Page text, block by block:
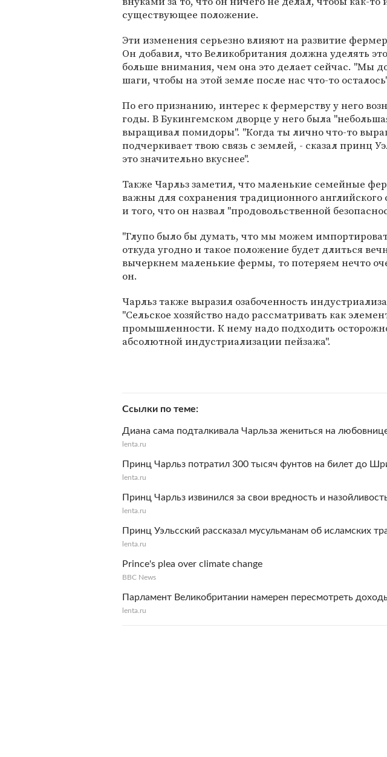
существующее положение.
Эти изменения серьезно влияют на развитие
Он добавил, что Великобритания должна уделять
больше внимания, чем она это делает сейчас. "Мы
шаги, чтобы на этой земле после нас что-то
По его признанию, интерес к фермерству у него
годы. В Букингемском дворце у него была
выращивал помидоры". "Когда ты лично что-то
подчеркивает твою связь с землей, - сказал принц
это значительно вкуснее".
Также Чарльз заметил, что маленькие семейные
важны для сохранения традиционного английского
и того, что он назвал "продовольственной
"Глупо было бы думать, что мы можем
откуда угодно и такое положение будет длиться
вычеркнем маленькие фермы, то потеряем нечто
он.
Чарльз также выразил озабоченность
"Сельское хозяйство надо рассматривать как
промышленности. К нему надо подходить
абсолютной индустриализации пейзажа".
Ссылки по теме
Диана сама подталкивала Чарльза жениться на
lenta.ru
Принц Чарльз потратил 300 тысяч фунтов на билет до
lenta.ru
Принц Чарльз извинился за свои вредность и
lenta.ru
Принц Уэльсский рассказал мусульманам об исламских
lenta.ru
Prince's plea over climate change
BBC News
Парламент Великобритании намерен пересмотреть
lenta.ru